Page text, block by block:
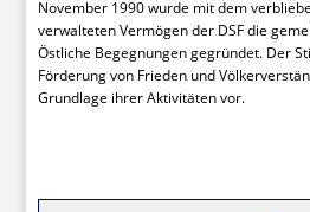
November 1990 wurde mit dem
verwalteten Vermögen der DSF die
Östliche Begegnungen gegründet. Der
Förderung von Frieden und
Grundlage ihrer Aktivitäten vor.